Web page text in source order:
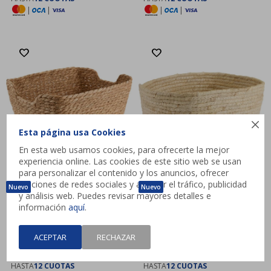

Esta página usa Cookies
En esta web usamos cookies, para ofrecerte la mejor
experiencia online. Las cookies de este sitio web se usan
para personalizar el contenido y los anuncios, ofrecer
funciones de redes sociales y analizar el tráfico, publicidad
y análisis web. Puedes revisar mayores detalles e
informaciónaquí.
ACEPTAR RECHAZAR
|
|
|
|
Cesta EDDY
W26xL32xH22cm natural
$529
HASTA12 CUOTAS
natural
$
HASTA12 CUOTAS